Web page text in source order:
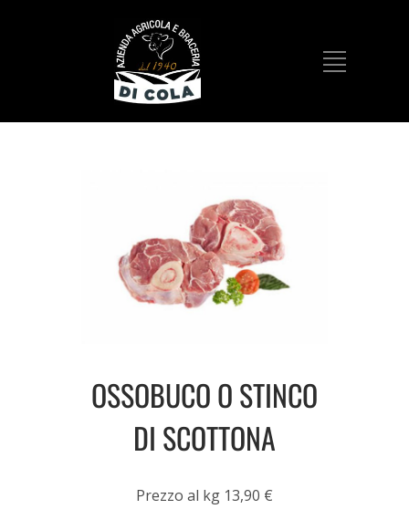
OSSOBUCO O STINCO
DI SCOTTONA
Prezzo al kg 13,90 €